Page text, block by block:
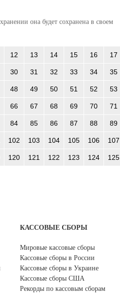
она будет сохранена в своем
12 13 14 15 16 17
30 31 32 33 34 35
48 49 50 51 52 53
66 67 68 69 70 71
84 85 86 87 88 89
102 103 104 105 106 107
120 121 122 123 124 125
КАССОВЫЕ СБОРЫ
Мировые кассовые сборы
Кассовые сборы в России
Кассовые сборы в Украине
Кассовые сборы США
Рекорды по кассовым сборам